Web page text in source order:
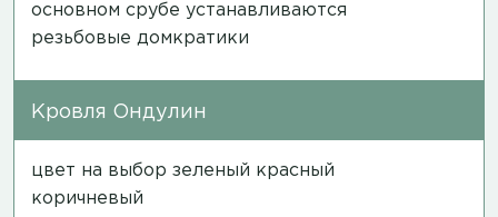
основном срубе устанавливаются
резьбовые домкратики
Кровля Ондулин
цвет на выбор зеленый красный
коричневый